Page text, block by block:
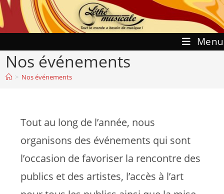
Skip
to
content
Menu
Nos événements
> Nos événements
Tout au long de l’année, nous
organisons des événements qui sont
l’occasion de favoriser la rencontre des
publics et des artistes, l’accès à l’art